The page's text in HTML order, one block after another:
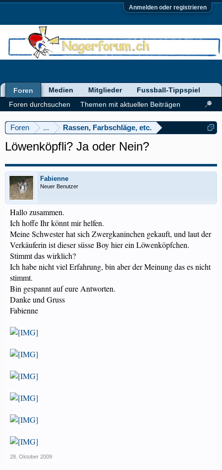
Anmelden oder registrieren
Foren ... Rassen, Farbschläge, etc.
Löwenköpfli? Ja oder Nein?
Fabienne
Neuer Benutzer
Hallo zusammen.
Ich hoffe Ihr könnt mir helfen.
Meine Schwester hat sich Zwergkaninchen gekauft, und laut der
Verkäuferin ist dieser süsse Boy hier ein Löwenköpfchen.
Stimmt das wirklich?
Ich habe nicht viel Erfahrung, bin aber der Meinung das es nicht
stimmt.
Bin gespannt auf eure Antworten.
Danke und Gruss
Fabienne
28. Oktober 2009
Foren
Foren durchsuchen
Themen mit aktuellen Beiträgen
Medien Mitglieder Fussball-Tippspiel